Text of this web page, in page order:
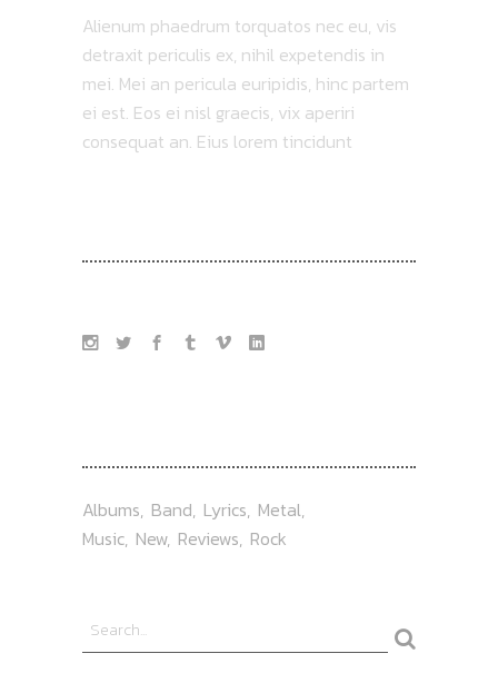
Alienum phaedrum torquatos nec eu, vis
detraxit periculis ex, nihil expetendis in
mei. Mei an pericula euripidis, hinc partem
ei est. Eos ei nisl graecis, vix aperiri
consequat an. Eius lorem tincidunt
Albums Band Lyrics Metal
Music New Reviews Rock